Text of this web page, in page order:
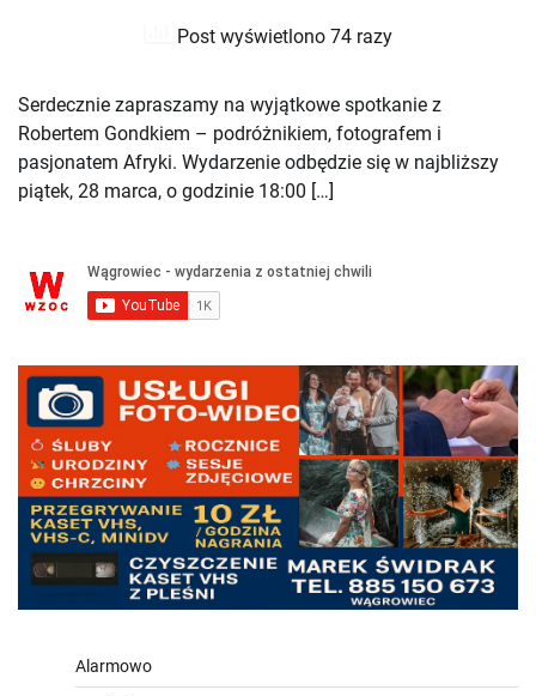
Post wyświetlono 74 razy
Serdecznie zapraszamy na wyjątkowe spotkanie z
Robertem Gondkiem – podróżnikiem, fotografem i
pasjonatem Afryki. Wydarzenie odbędzie się w najbliższy
piątek, 28 marca, o godzinie 18:00 […]
Alarmowo